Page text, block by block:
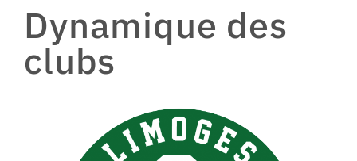
Dynamique des
clubs